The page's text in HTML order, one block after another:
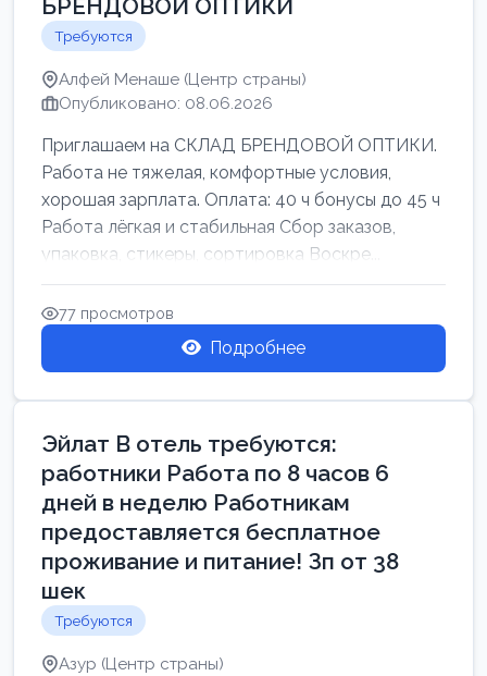
БРЕНДОВОЙ ОПТИКИ
Требуются
Алфей Менаше (Центр страны)
Опубликовано: 08.06.2026
Приглашаем на СКЛАД БРЕНДОВОЙ ОПТИКИ.
Работа не тяжелая, комфортные условия,
хорошая зарплата. Оплата: 40 ч бонусы до 45 ч
Работа лёгкая и стабильная Сбор заказов,
упаковка, стикеры, сортировка Воскре...
77 просмотров
Подробнее
Эйлат В отель требуются:
работники Работа по 8 часов 6
дней в неделю Работникам
предоставляется бесплатное
проживание и питание! Зп от 38
шек
Требуются
Азур (Центр страны)